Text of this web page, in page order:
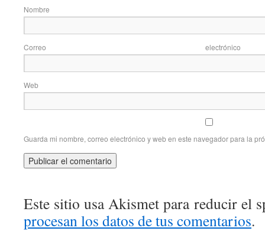
Correo
Web
Guarda mi nombre, correo electrónico y web en este navegador para la
Este sitio usa Akismet para reducir el
procesan los datos de tus comentarios.